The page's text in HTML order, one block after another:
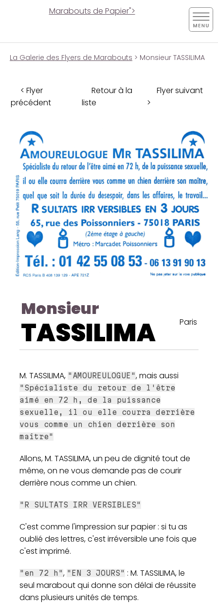
Marabouts de Papier">
La Galerie des Flyers de Marabouts > Monsieur TASSILIMA
< Flyer
précédent
Retour à la
liste
Flyer suivant
>
Monsieur
TASSILIMA Paris
M. TASSILIMA, "AMOUREULOGUE", mais aussi
"Spécialiste du retour de l'être
aimé en 72 h, de la puissance
sexuelle, il ou elle courra derrière
vous comme un chien derrière son
maître"
Allons, M. TASSILIMA, un peu de dignité tout de
même, on ne vous demande pas de courir
derrière nous comme un chien.
"R SULTATS IRR VERSIBLES"
C'est comme l'impression sur papier : si tu as
oublié des lettres, c'est irréversible une fois que
c'est imprimé.
"en 72 h", "EN 3 JOURS" : M. TASSILIMA, le
seul marabout qui donne son délai de réussite
dans plusieurs unités de temps.